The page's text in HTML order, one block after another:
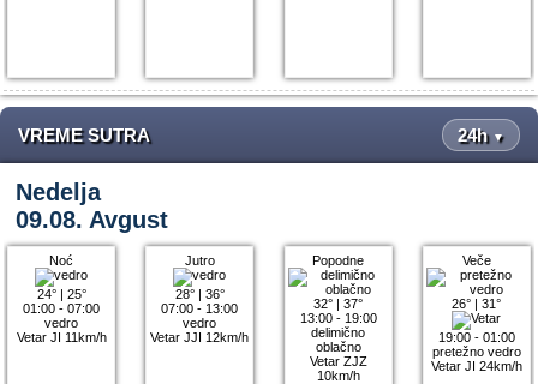
VREME SUTRA 24h ▼
Nedelja
09.08. Avgust
Noć
24°| 25°
01:00 - 07:00
vedro
Vetar JI 11km/h
Jutro
28°| 36°
07:00 - 13:00
vedro
Vetar JJI 12km/h
Popodne
32° |37°
13:00 - 19:00
delimično
oblačno
Vetar ZJZ
10km/h
Veče
26° |31°
19:00 - 01:00
pretežno vedro
Vetar JI 24km/h